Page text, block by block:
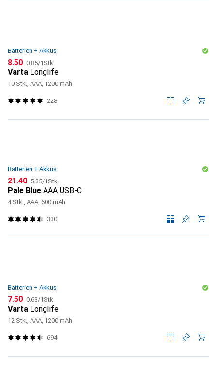
Batterien + Akkus
CHF
8.50 CHF
0.85/1Stk.
Varta Longlife
10 Stk., AAA, 1200 mAh
228
Batterien + Akkus
CHF
21.40 CHF
5.35/1Stk.
Pale Blue AAA USB-C
4 Stk., AAA, 600 mAh
330
Batterien + Akkus
CHF
7.50 CHF
0.63/1Stk.
Varta Longlife
12 Stk., AAA, 1200 mAh
694